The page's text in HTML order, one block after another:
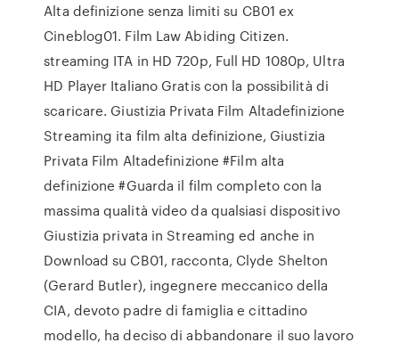
Alta definizione senza limiti su CB01 ex
Cineblog01. Film Law Abiding Citizen.
streaming ITA in HD 720p, Full HD 1080p, Ultra
HD Player Italiano Gratis con la possibilità di
scaricare. Giustizia Privata Film Altadefinizione
Streaming ita film alta definizione, Giustizia
Privata Film Altadefinizione #Film alta
definizione #Guarda il film completo con la
massima qualità video da qualsiasi dispositivo
Giustizia privata in Streaming ed anche in
Download su CB01, racconta, Clyde Shelton
(Gerard Butler), ingegnere meccanico della
CIA, devoto padre di famiglia e cittadino
modello, ha deciso di abbandonare il suo lavoro